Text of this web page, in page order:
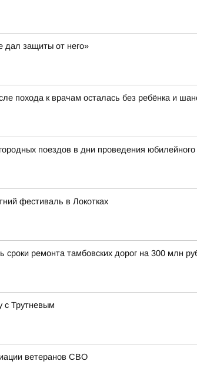
дал защиты от него»
похода к врачам осталась без ребёнка и
поездов в дни проведения
фестиваль в Локотках
ремонта тамбовских дорог на 300 млн
с Трутневым
ветеранов СВО